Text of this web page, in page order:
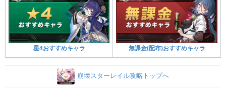
星4おすすめキャラ 無課金(配布)おすすめキャラ
崩壊スターレイル攻略トップへ